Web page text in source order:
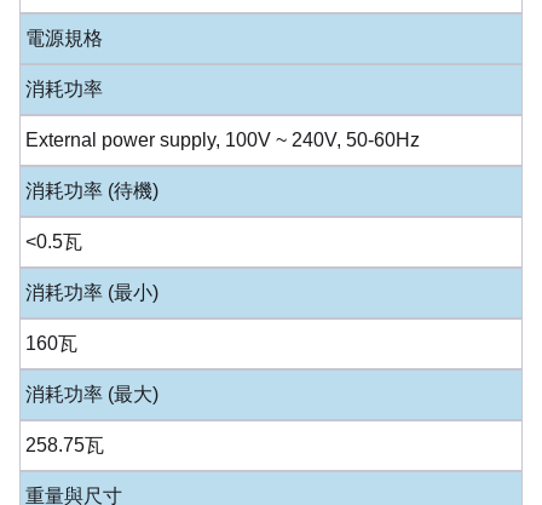
電源規格
消耗功率
External power supply, 100V ~ 240V, 50-60Hz
消耗功率 (待機)
<0.5瓦
消耗功率 (最小)
160瓦
消耗功率 (最大)
258.75瓦
重量與尺寸